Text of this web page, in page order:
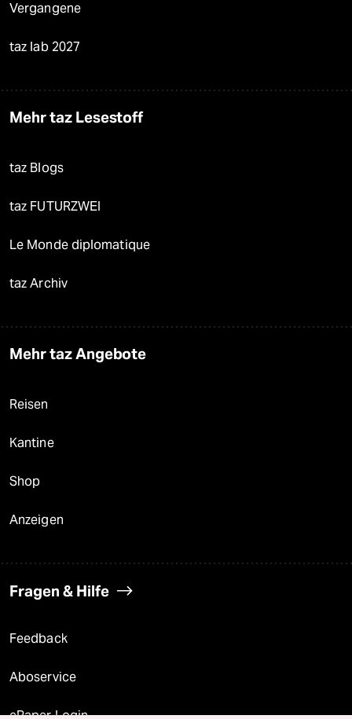
Vergangene
taz lab 2027
Mehr taz Lesestoff
taz Blogs
taz FUTURZWEI
Le Monde diplomatique
taz Archiv
Mehr taz Angebote
Reisen
Kantine
Shop
Anzeigen
Fragen & Hilfe
Feedback
Aboservice
ePaper Login